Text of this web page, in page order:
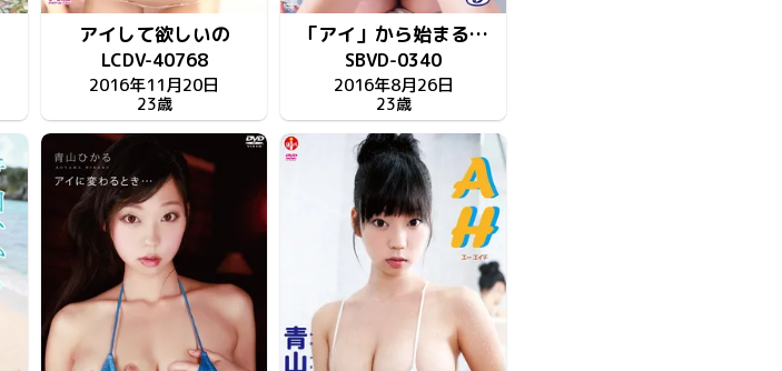
アイして欲しいの
LCDV-40768
2016年11月20日
23歳
「アイ」から始まる…
SBVD-0340
2016年8月26日
23歳